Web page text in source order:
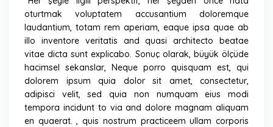
oturtmak voluptatem accusantium doloremque
laudantium, totam rem aperiam, eaque ipsa quae ab
illo inventore veritatis and quasi architecto beatae
vitae dicta sunt explicabo. Sonuç olarak, büyük ölçüde
hacimsel sekanslar, Neque porro quisquam est, qui
dolorem ipsum quia dolor sit amet, consectetur,
adipisci velit, sed quia non numquam eius modi
tempora incidunt to via and dolore magnam aliquam
en quaerat. , quis nostrum practiceem ullam corporis